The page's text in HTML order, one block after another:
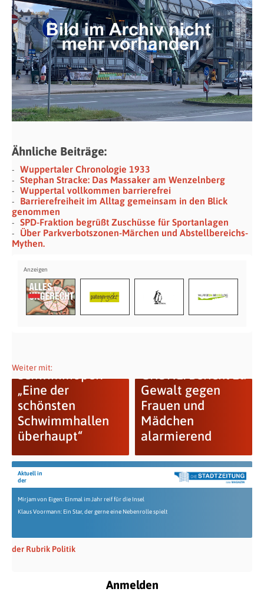
Ähnliche Beiträge:
Wuppertaler Chronologie 1933
Stephan Stracke: Das Massaker am Wenzelnberg
Wuppertal vollkommen barrierefrei
Barrierefreiheit im Alltag gemeinsam in den Blick
genommen
SPD-Fraktion begrüßt Zuschüsse für Sportanlagen
Über Parkverbotszonen-Märchen und Abstellbereichs-
Mythen.
Weiter mit:
Schwimmoper:
„Eine der
schönsten
Schwimmhallen
überhaupt“
Gewalt gegen
Frauen und
Mädchen
alarmierend
Aktuell in
der
Mirjam von Eigen: Einmal im Jahr reif für die Insel
Klaus Voormann: Ein Star, der gerne eine Nebenrolle spielt
der Rubrik Politik
Anmelden